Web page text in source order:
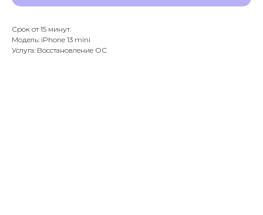
Срок от 15 минут.
Модель: iPhone 13 mini
Услуга: Восстановление ОС